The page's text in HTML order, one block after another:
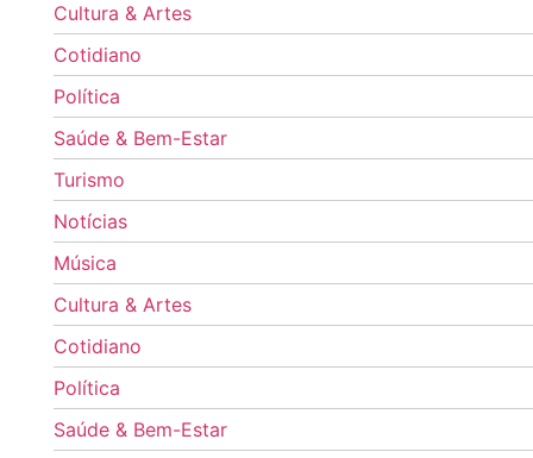
Cultura & Artes
Cotidiano
Política
Saúde & Bem-Estar
Turismo
Notícias
Música
Cultura & Artes
Cotidiano
Política
Saúde & Bem-Estar